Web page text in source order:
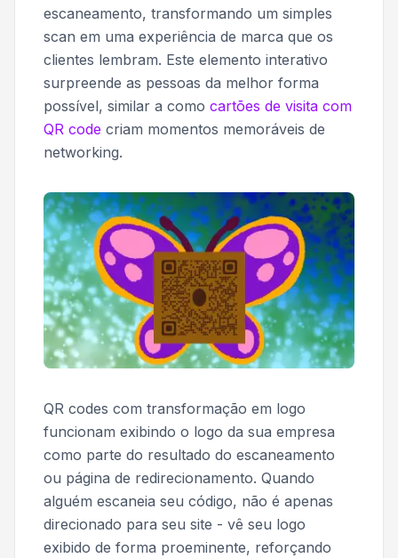
escaneamento, transformando um simples
scan em uma experiência de marca que os
clientes lembram. Este elemento interativo
surpreende as pessoas da melhor forma
possível, similar a como cartões de visita com
QR code criam momentos memoráveis de
networking.
QR codes com transformação em logo
funcionam exibindo o logo da sua empresa
como parte do resultado do escaneamento
ou página de redirecionamento. Quando
alguém escaneia seu código, não é apenas
direcionado para seu site - vê seu logo
exibido de forma proeminente, reforçando